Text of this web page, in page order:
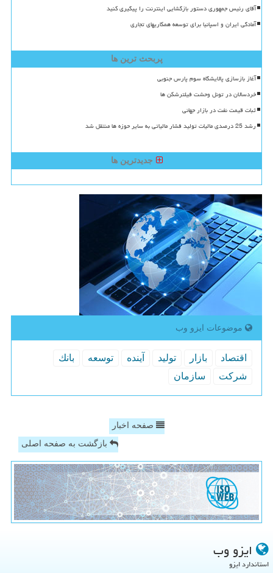
آقای رئیس جمهوری دستور بازگشایی اینترنت را پیگیری کنید
آمادگی ایران و اسپانیا برای توسعه همکاریهای تجاری
پربحث ترین ها
آغاز بازسازی پالایشگاه سوم پارس جنوبی
خردسالان در تونل وحشت فیلترشکن ها
ثبات قیمت نفت در بازار جهانی
رشد 25 درصدی مالیات تولید فشار مالیاتی به سایر حوزه ها منتقل شد
جدیدترین ها
موضوعات ایزو وب
اقتصاد بازار تولید آینده توسعه
بانك
شركت
سازمان
صفحه اخبار
بازگشت به صفحه اصلی
ایزو وب
استاندارد ایزو